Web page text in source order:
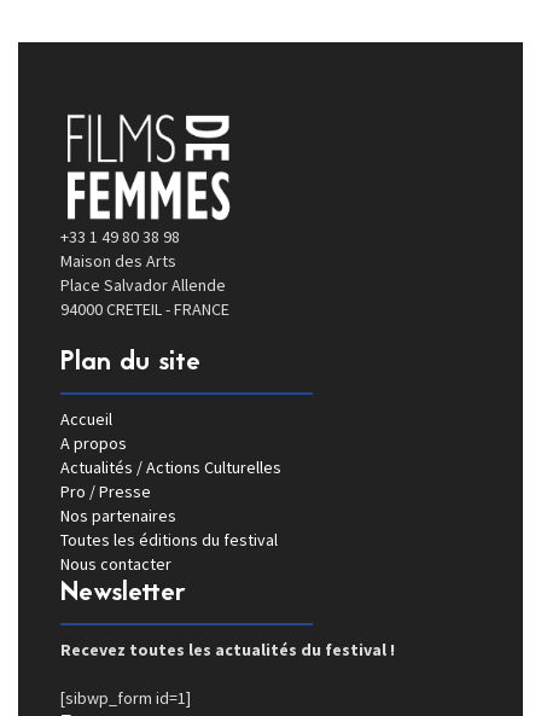
+33 1 49 80 38 98
Maison des Arts
Place Salvador Allende
94000 CRETEIL - FRANCE
Plan du site
Accueil
A propos
Actualités / Actions Culturelles
Pro / Presse
Nos partenaires
Toutes les éditions du festival
Nous contacter
Newsletter
Recevez toutes les actualités du festival !
[sibwp_form id=1]